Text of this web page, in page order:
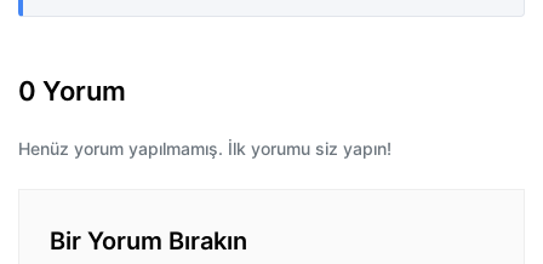
0 Yorum
Henüz yorum yapılmamış. İlk yorumu siz yapın!
Bir Yorum Bırakın